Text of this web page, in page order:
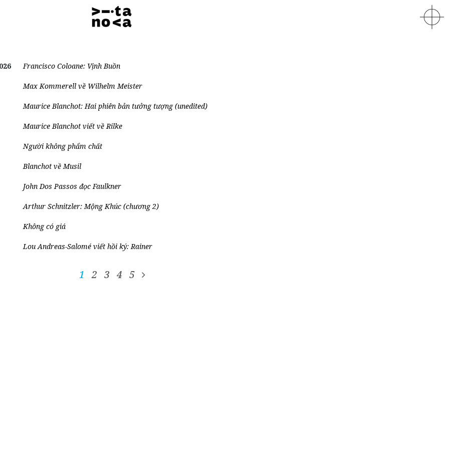
Francisco Coloane: Vịnh Buồn
Max Kommerell về Wilhelm Meister
Maurice Blanchot: Hai phiên bản tưởng tượng (unedited)
Maurice Blanchot viết về Rilke
Người không phẩm chất
Blanchot về Musil
John Dos Passos đọc Faulkner
Arthur Schnitzler: Mộng Khúc (chương 2)
Không có giá
Lou Andreas-Salomé viết hồi ký: Rainer
1 2 3 4 5